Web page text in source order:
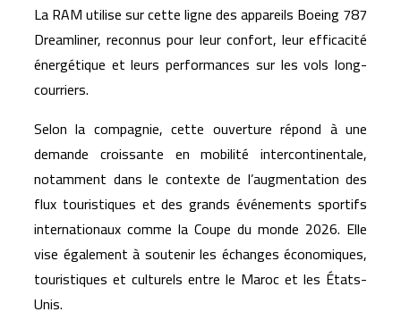
La RAM utilise sur cette ligne des appareils Boeing 787
Dreamliner, reconnus pour leur confort, leur efficacité
énergétique et leurs performances sur les vols long-
courriers.
Selon la compagnie, cette ouverture répond à une
demande croissante en mobilité intercontinentale,
notamment dans le contexte de l’augmentation des
flux touristiques et des grands événements sportifs
internationaux comme la Coupe du monde 2026. Elle
vise également à soutenir les échanges économiques,
touristiques et culturels entre le Maroc et les États-
Unis.